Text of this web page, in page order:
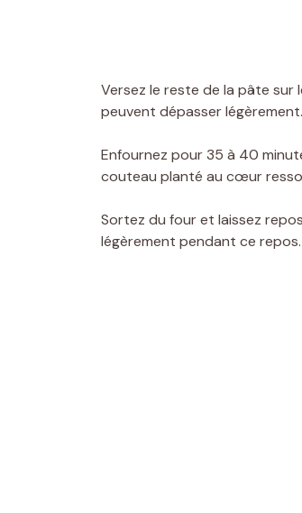
Versez le reste de la pâte
peuvent dépasser légèrement.
Enfournez pour 35 à 40
couteau planté au cœur
Sortez du four et laissez
légèrement pendant ce repos.